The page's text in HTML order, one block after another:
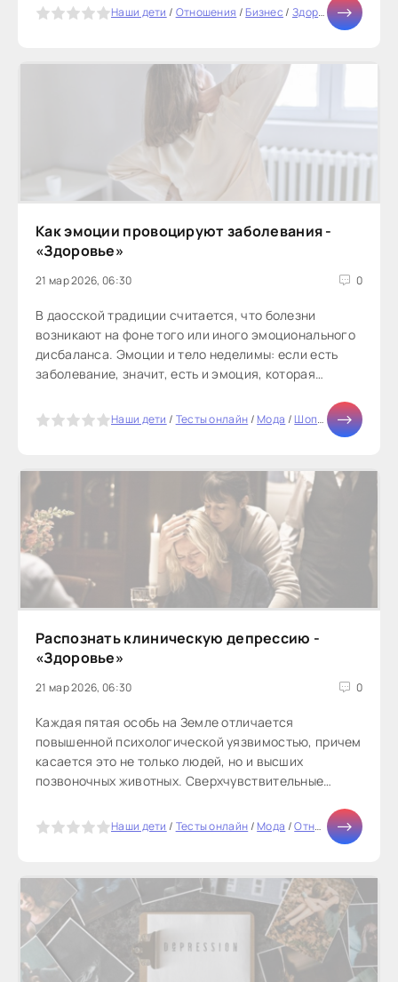
Наши дети / Отношения /Бизнес/ Здоровье
Как эмоции провоцируют заболевания -
«Здоровье»
21 мар 2026, 06:30 0
В даосской традиции считается, что болезни
возникают на фоне того или иного эмоционального
дисбаланса. Эмоции и тело неделимы: если есть
заболевание, значит, есть и эмоция, которая
Наши дети / Тесты онлайн/Мода /Шоппинг /Бизнес
Распознать клиническую депрессию -
«Здоровье»
21 мар 2026, 06:30 0
Каждая пятая особь на Земле отличается
повышенной психологической уязвимостью, причем
касается это не только людей, но и высших
позвоночных животных. Сверхчувствительные
наблюдательность,...
Наши дети / Тесты онлайн/Мода /Отношения /